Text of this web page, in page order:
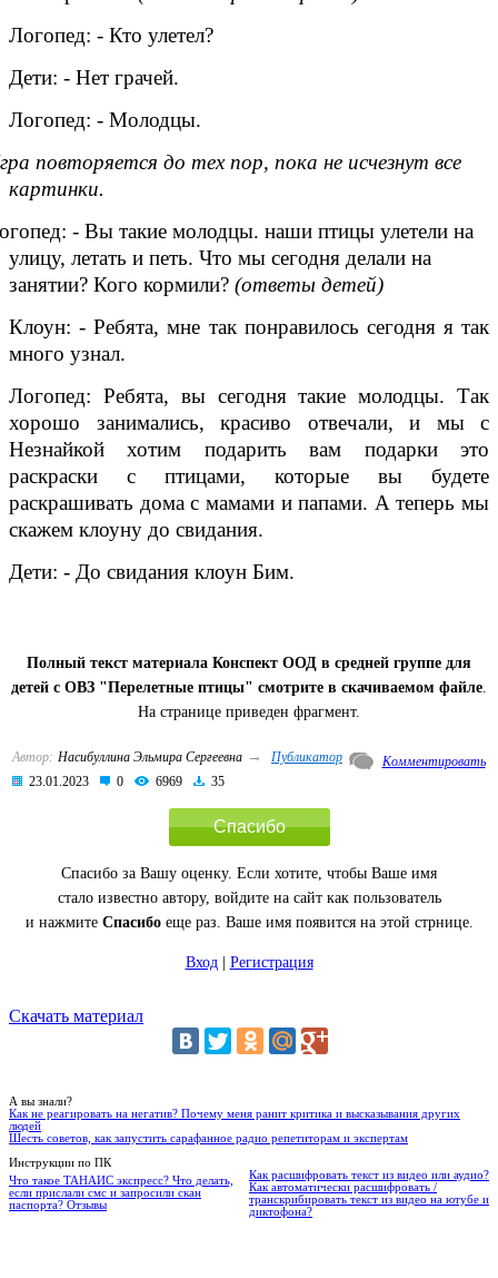
Логопед: - Кто улетел?
Дети: - Нет грачей.
Логопед: - Молодцы.
повторяется до тех пор, пока не исчезнут все
картинки.
- Вы такие молодцы. наши птицы улетели на
улицу, летать и петь. Что мы сегодня делали на
занятии? Кого кормили? (ответы детей)
Клоун: - Ребята, мне так понравилось сегодня я так
много узнал.
Логопед: Ребята, вы сегодня такие молодцы. Так
хорошо занимались, красиво отвечали, и мы с
Незнайкой хотим подарить вам подарки это
раскраски с птицами, которые вы будете
раскрашивать дома с мамами и папами. А теперь мы
скажем клоуну до свидания.
Дети: - До свидания клоун Бим.
Полный текст материала Конспект ООД в средней группе для
детей с ОВЗ "Перелетные птицы" смотрите в скачиваемом файле
На странице приведен фрагмент.
Автор: Насибуллина Эльмира Сергеевна →
Публикатор
23.01.2023
0 6969 35
Комментировать
Спасибо
Спасибо за Вашу оценку. Если хотите, чтобы Ваше имя
стало известно автору, войдите на сайт как пользователь
и нажмите Спасибоеще раз. Ваше имя появится на этой стрнице.
Вход| Регистрация
Скачать материал
А вы знали?
Как не реагировать на негатив? Почему меня ранит критика и высказывания других
людей
Шесть советов, как запустить сарафанное радио репетиторам и экспертам
Инструкции по ПК
Что такое ТАНАИС экспресс? Что делать,
если прислали смс и запросили скан
паспорта? Отзывы
Как расшифровать текст из видео или аудио?
Как автоматически расшифровать /
транскрибировать текст из видео на ютубе и
диктофона?